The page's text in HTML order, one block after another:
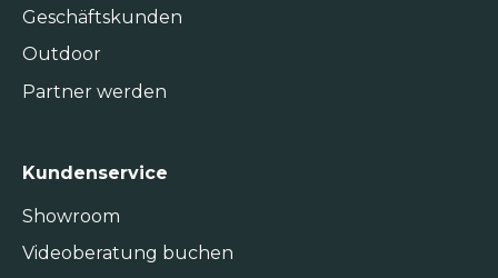
Geschäftskunden
Outdoor
Partner werden
Kundenservice
Showroom
Videoberatung buchen